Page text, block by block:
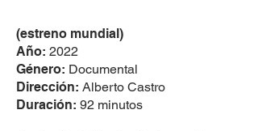
(estreno mundial)
Año: 2022
Género: Documental
Dirección: Alberto Castro
Duración: 92 minutos